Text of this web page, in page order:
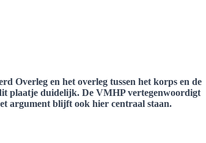
Overleg en het overleg tussen het korps en de
plaatje duidelijk. De VMHP vertegenwoordigt
argument blijft ook hier centraal staan.